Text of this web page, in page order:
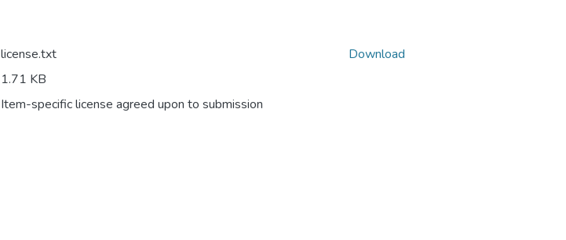
license.txt
1.71 KB
Item-specific license agreed upon to submission
Download